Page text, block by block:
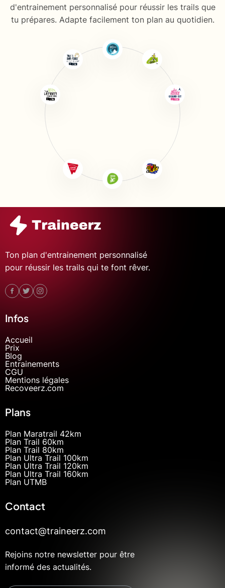
d'entrainement personnalisé pour réussir les trails que
tu prépares. Adapte facilement ton plan au quotidien.
Ton plan d'entrainement personnalisé
pour réussir les trails qui te font rêver.
Infos
Accueil
Prix
Blog
Entrainements
CGU
Mentions légales
Recoveerz.com
Plans
Plan Maratrail 42km
Plan Trail 60km
Plan Trail 80km
Plan Ultra Trail 100km
Plan Ultra Trail 120km
Plan Ultra Trail 160km
Plan UTMB
Contact
contact@traineerz.com
Rejoins notre newsletter pour être
informé des actualités.